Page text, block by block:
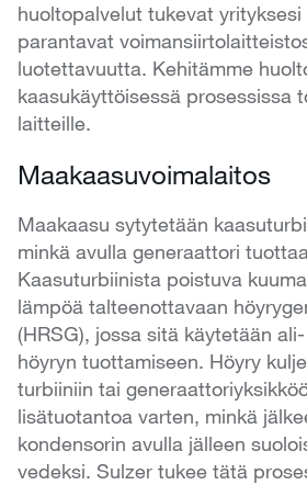
huoltopalvelut tukevat
parantavat
luotettavuutta. Kehitämme
kaasukäyttöisessä prosessissa
laitteille.
Maakaasuvoimalaitos
Maakaasu sytytetään
minkä avulla generaattori
Kaasuturbiinista poistuva
lämpöä talteenottavaan
(HRSG), jossa sitä käytetään
höyryn tuottamiseen. Höyry
turbiiniin tai
lisätuotantoa varten, minkä
kondensorin avulla jälleen
vedeksi. Sulzer tukee tätä